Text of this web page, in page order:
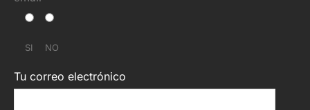
SI NO
Tu correo electrónico